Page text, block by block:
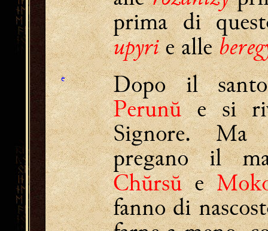
prima di
upyrie alle
e
Dopo il santo
Perunŭe si
Signore. Ma
pregano il
Chŭrsŭe
fanno di